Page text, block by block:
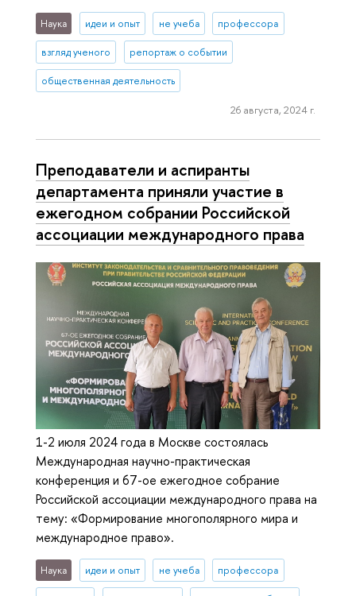
Наука идеи и опыт не учеба профессора
взгляд ученого репортаж о событии
общественная деятельность
26 августа, 2024 г.
Преподаватели и аспиранты
департамента приняли участие в
ежегодном собрании Российской
ассоциации международного права
1-2 июля 2024 года в Москве состоялась
Международная научно-практическая
конференция и 67-ое ежегодное собрание
Российской ассоциации международного права на
тему: «Формирование многополярного мира и
международное право».
Наука идеи и опыт не учеба профессора